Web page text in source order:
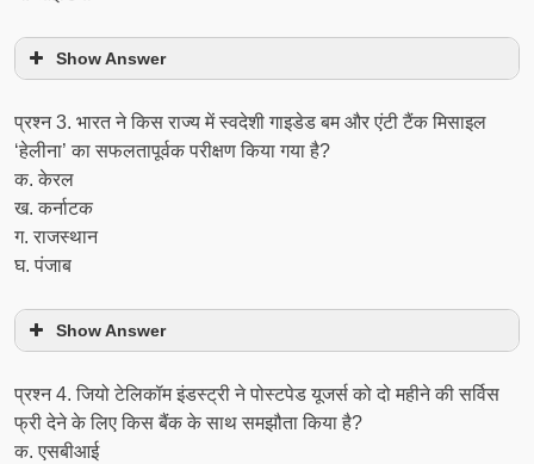
Show Answer
प्रश्‍न 3. भारत ने किस राज्य में स्वदेशी गाइडेड बम और एंटी टैंक मिसाइल
‘हेलीना’ का सफलतापूर्वक परीक्षण किया गया है?
क. केरल
ख. कर्नाटक
ग. राजस्थान
घ. पंजाब
Show Answer
प्रश्‍न 4. जियो टेलिकॉम इंडस्ट्री ने पोस्टपेड यूजर्स को दो महीने की सर्विस
फ्री देने के लिए किस बैंक के साथ समझौता किया है?
क. एसबीआई